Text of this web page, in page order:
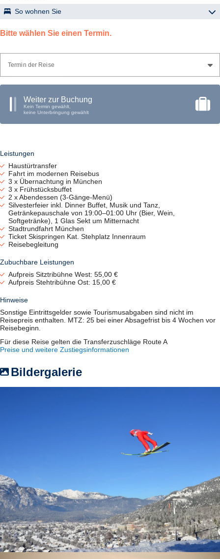
So wohnen Sie
liegt am südlichen Stadtrand von München und verfügt über
Zimmer mit Bad oder DU/WC, TV, Telefon, Klimaanlage und
kostenfreiem WLAN.
Bitte wählen Sie einen Termin.
Termin der Reise
Weiter zur Buchung
Kein Termin gewählt,
keine Unterbringung gewählt
Leistungen
Haustürtransfer
Fahrt im modernen Reisebus
3 x Übernachtung in München
3 x Frühstücksbuffet
2 x Abendessen (3-Gänge-Menü)
Silvesterfeier inkl. Dinner Buffet, Musik und Tanz,
Getränkepauschale von 19:00–01:00 Uhr (Bier, Wein,
Softgetränke), 1 Glas Sekt um Mitternacht
Stadtrundfahrt München
Ticket Skispringen Kat. Stehplatz Innenraum
Reisebegleitung
Zubuchbare Leistungen
Aufpreis Sitztribühne West: 55,00 €
Aufpreis Stehtribühne Ost: 15,00 €
Hinweise
Sonstige Eintrittsgelder sowie Tourismusabgaben sind nicht im
Reisepreis enthalten. MTZ: 25 bei einer Absagefrist bis 4 Wochen vor
Reisebeginn.
Für diese Reise gelten die Transferzuschläge Route A
Preise und weitere Zustiegsinformationen
Bildergalerie